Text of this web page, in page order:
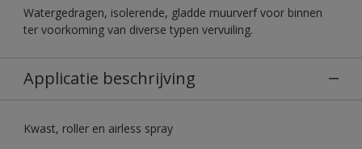
Watergedragen, isolerende, gladde muurverf voor binnen
ter voorkoming van diverse typen vervuiling.
Applicatie beschrijving
Kwast, roller en airless spray